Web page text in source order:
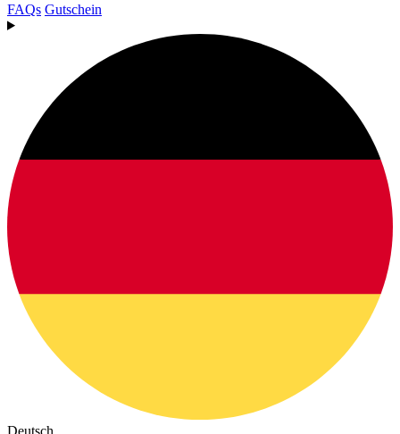
FAQs Gutschein
Deutsch